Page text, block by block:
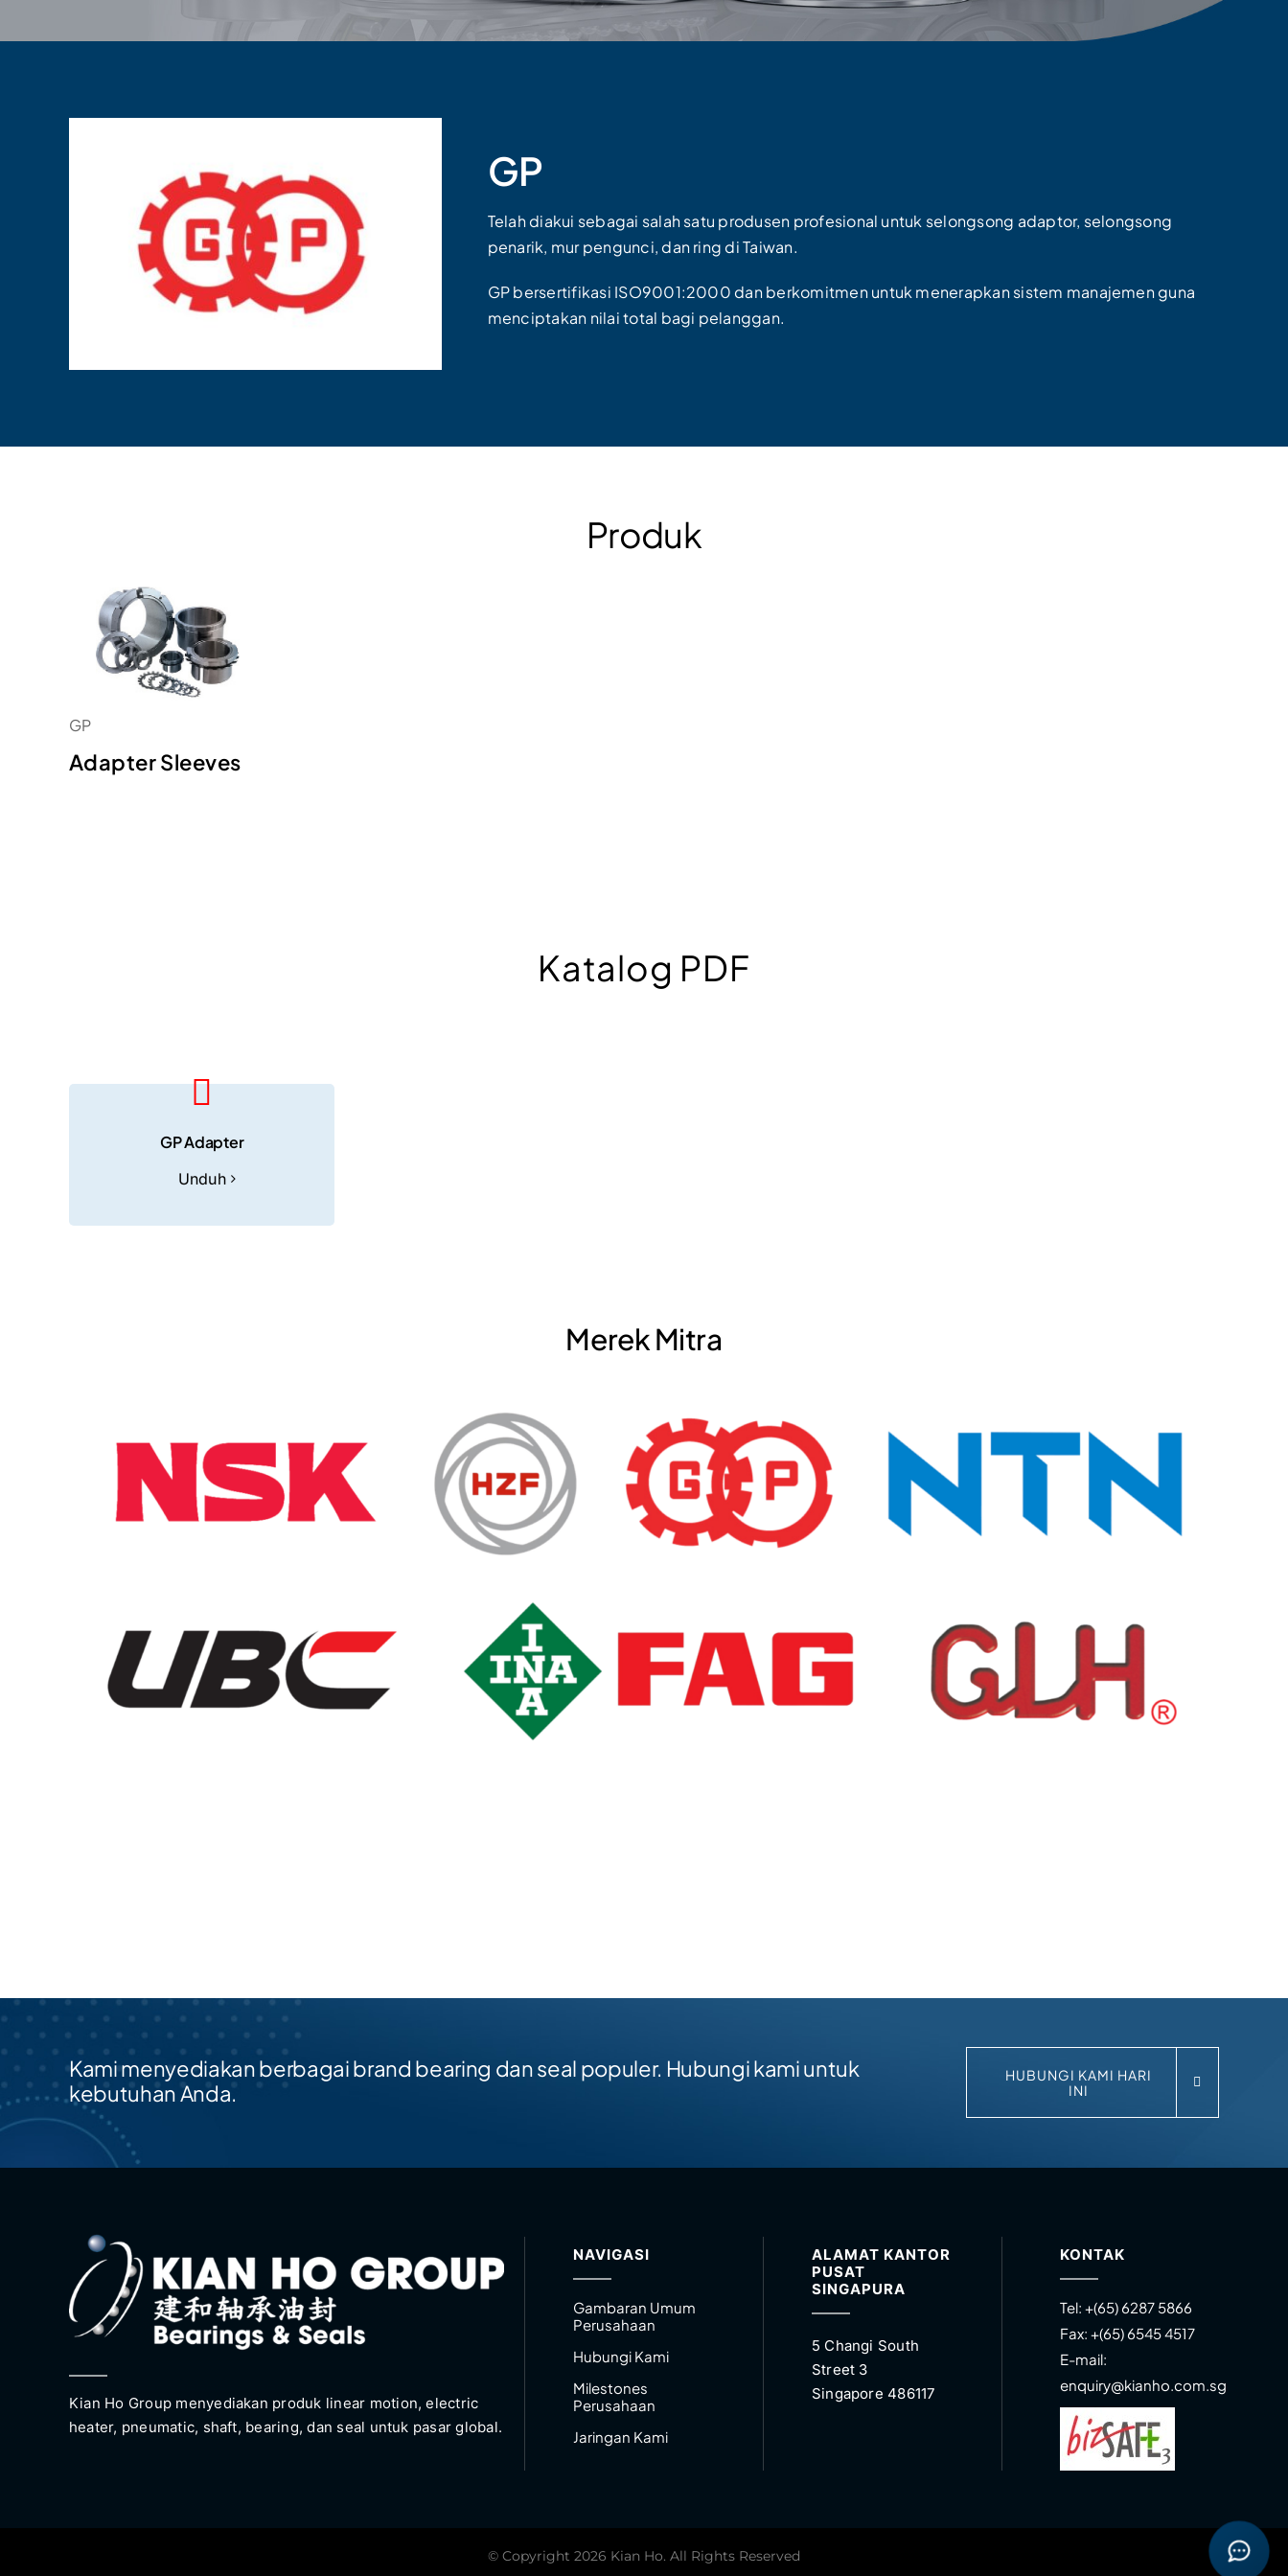
GP
Telah diakui sebagai salah satu produsen profesional untuk selongsong adaptor, selongsong
penarik, mur pengunci, dan ring di Taiwan.
GP bersertifikasi ISO9001:2000 dan berkomitmen untuk menerapkan sistem manajemen guna
menciptakan nilai total bagi pelanggan.
Produk
GP
Adapter Sleeves
Katalog PDF
GP Adapter
Unduh
Merek Mitra
Kami menyediakan berbagai brand bearing dan seal populer. Hubungi kami untuk
kebutuhan Anda.
HUBUNGI KAMI HARI
INI
Kian Ho Group menyediakan produk linear motion, electric
heater, pneumatic, shaft, bearing, dan seal untuk pasar global.
NAVIGASI
Gambaran Umum
Perusahaan
Hubungi Kami
Milestones
Perusahaan
Jaringan Kami
ALAMAT KANTOR
PUSAT
SINGAPURA
5 Changi South
Street 3
Singapore 486117
KONTAK
Tel:+(65) 6287 5866
Fax: +(65) 6545 4517
E-mail:
enquiry@kianho.com.sg
© Copyright 2026 Kian Ho. All Rights Reserved Open